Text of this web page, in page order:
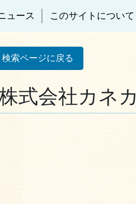
ュース このサイトについて
検索ページに戻る
式会社カネカ